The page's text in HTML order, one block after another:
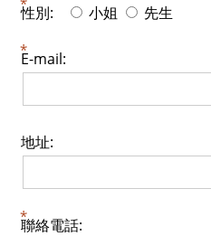
性別: 小姐 先生
E-mail:
地址:
聯絡電話: